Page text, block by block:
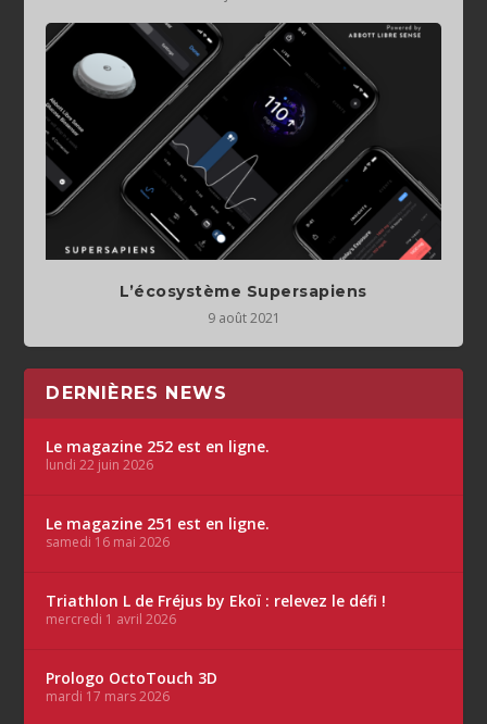
L’écosystème Supersapiens
9 août 2021
DERNIÈRES NEWS
Le magazine 252 est en ligne.
lundi 22 juin 2026
Le magazine 251 est en ligne.
samedi 16 mai 2026
Triathlon L de Fréjus by Ekoï : relevez le défi !
mercredi 1 avril 2026
Prologo OctoTouch 3D
mardi 17 mars 2026